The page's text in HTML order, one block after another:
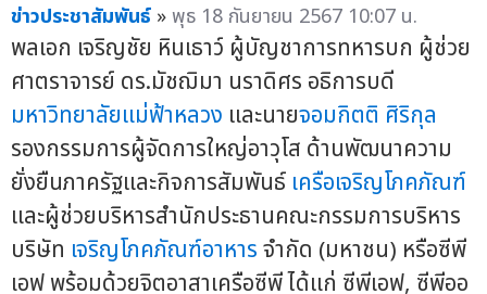
ข่าวประชาสัมพันธ์ »พุธ 18 กันยายน 2567 10:07 น.
พลเอก เจริญชัย หินเธาว์ ผู้บัญชาการทหารบก ผู้ช่วย
ศาตราจารย์ ดร.มัชฌิมา นราดิศร อธิการบดี
มหาวิทยาลัยแม่ฟ้าหลวง และนายจอมกิตติ ศิริกุล
รองกรรมการผู้จัดการใหญ่อาวุโส ด้านพัฒนาความ
ยั่งยืนภาครัฐและกิจการสัมพันธ์ เครือเจริญโภคภัณฑ์
และผู้ช่วยบริหารสำนักประธานคณะกรรมการบริหาร
บริษัท เจริญโภคภัณฑ์อาหารจำกัด (มหาชน) หรือซีพี
เอฟ พร้อมด้วยจิตอาสาเครือซีพี ได้แก่ ซีพีเอฟ, ซีพีออ